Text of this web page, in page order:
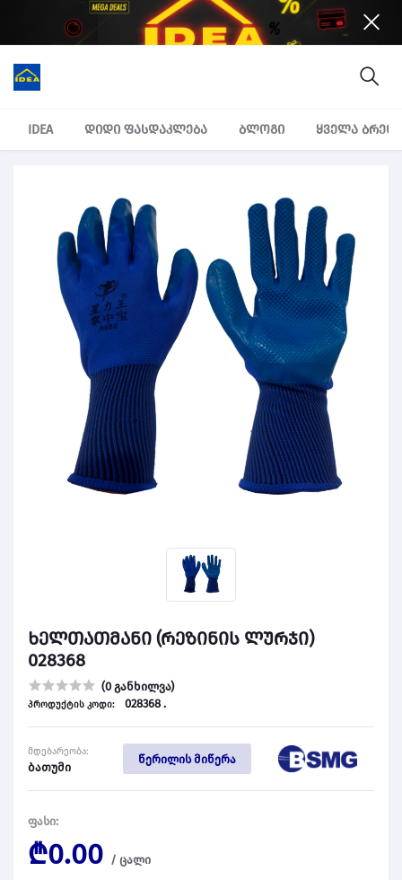
IDEA დიდი ფასდაკლება ბლოგი ყველა
ხელთათმანი (რეზინის ლურჯი)
028368
(0 განხილვა)
პროდუქტის კოდი: 028368 .
მდებარეობა:
ბათუმი
წერილის მიწერა
ფასი:
₾0.00 / ცალი